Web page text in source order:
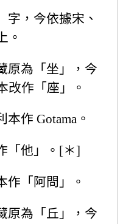
字，今依據宋、
。
原為「坐」，今
改作「座」。
本作 Gotama。
「他」。[＊]
作「阿問」。
原為「丘」，今